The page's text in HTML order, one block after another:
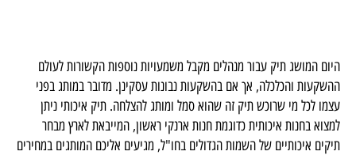
היום המושג תיק עבור מנהלים מקבל משמעויות נוספות הקשורות לעולם
ההשקעות והכלכלה, אך אם בהשקעות נבונות עסקינן. מדובר במותג בפני
עצמו לכל מי שרוכש תיק זה שהוא סמל ומותג להצלחה. תיק איכותי ניתן
למצוא בחנות איכותית כדוגמת חנות ארנקי ראשון, המייבאת לארץ מבחר
תיקים איכותיים של השמות הגדולים בחו"ל, מגיעים אליכם המותגים במחירים